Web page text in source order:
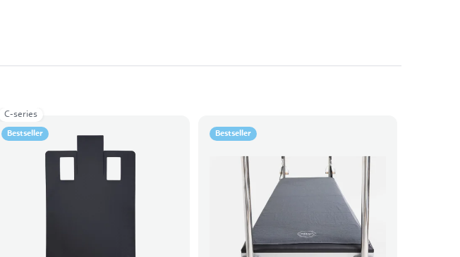
Bestseller
C-series
Bestseller